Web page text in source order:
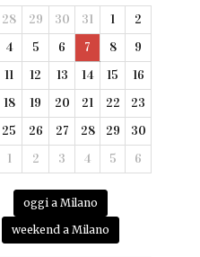
28 29 30 31 1
2
4 5 6 7 8
9
11 12 13 14 15
16
18 19 20 21 22
23
25 26 27 28 29
30
1 2 3 4 5 6
oggi a Milano
weekend a Milano